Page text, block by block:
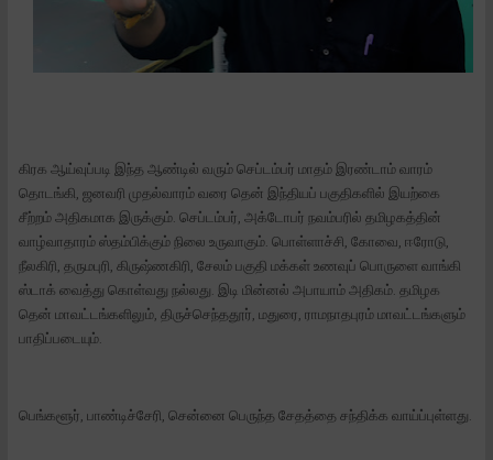
கிரக ஆய்வுப்படி இந்த ஆண்டில் வரும் செப்டம்பர் மாதம் இரண்டாம் வாரம்
தொடங்கி, ஜனவரி முதல்வாரம் வரை தென் இந்தியப் பகுதிகளில் இயற்கை
சீற்றம் அதிகமாக இருக்கும். செப்டம்பர், அக்டோபர் நவம்பரில் தமிழகத்தின்
வாழ்வாதாரம் ஸ்தம்பிக்கும் நிலை உருவாகும். பொள்ளாச்சி, கோவை, ஈரோடு,
நீலகிரி, தருமபுரி, கிருஷ்ணகிரி, சேலம் பகுதி மக்கள் உணவுப் பொருளை வாங்கி
ஸ்டாக் வைத்து கொள்வது நல்லது. இடி மின்னல் அபாயாம் அதிகம். தமிழக
தென் மாவட்டங்களிலும், திருச்செந்ததூர், மதுரை, ராமநாதபுரம் மாவட்டங்களும்
பாதிப்படையும்.
பெங்களூர், பாண்டிச்சேரி, சென்னை பெருந்த சேதத்தை சந்திக்க வாய்ப்புள்ளது.